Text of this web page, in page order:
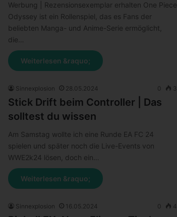
Werbung | Rezensionsexemplar erhalten One Piece
Odyssey ist ein Rollenspiel, das es Fans der
beliebten Manga- und Anime-Serie ermöglicht,
die…
Weiterlesen &raquo;
Sinnexplosion 28.05.2024 0 3
Stick Drift beim Controller | Das
solltest du wissen
Am Samstag wollte ich eine Runde EA FC 24
spielen und später noch die Live-Events von
WWE2k24 lösen, doch ein…
Weiterlesen &raquo;
Sinnexplosion 16.05.2024 0 4